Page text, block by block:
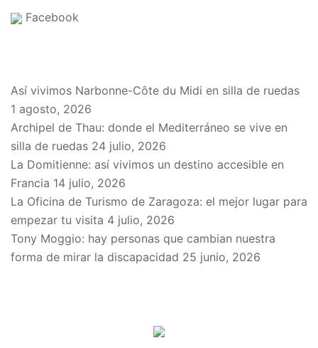
Facebook
Así vivimos Narbonne-Côte du Midi en silla de ruedas
1 agosto, 2026
Archipel de Thau: donde el Mediterráneo se vive en
silla de ruedas 24 julio, 2026
La Domitienne: así vivimos un destino accesible en
Francia 14 julio, 2026
La Oficina de Turismo de Zaragoza: el mejor lugar para
empezar tu visita 4 julio, 2026
Tony Moggio: hay personas que cambian nuestra
forma de mirar la discapacidad 25 junio, 2026